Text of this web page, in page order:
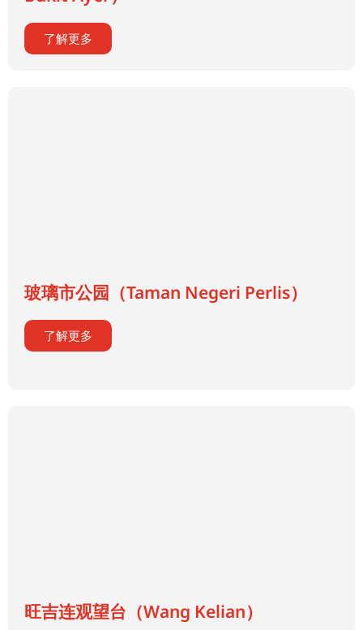
了解更多
玻璃市公园（Taman Negeri Perlis）
了解更多
旺吉连观望台（Wang Kelian）